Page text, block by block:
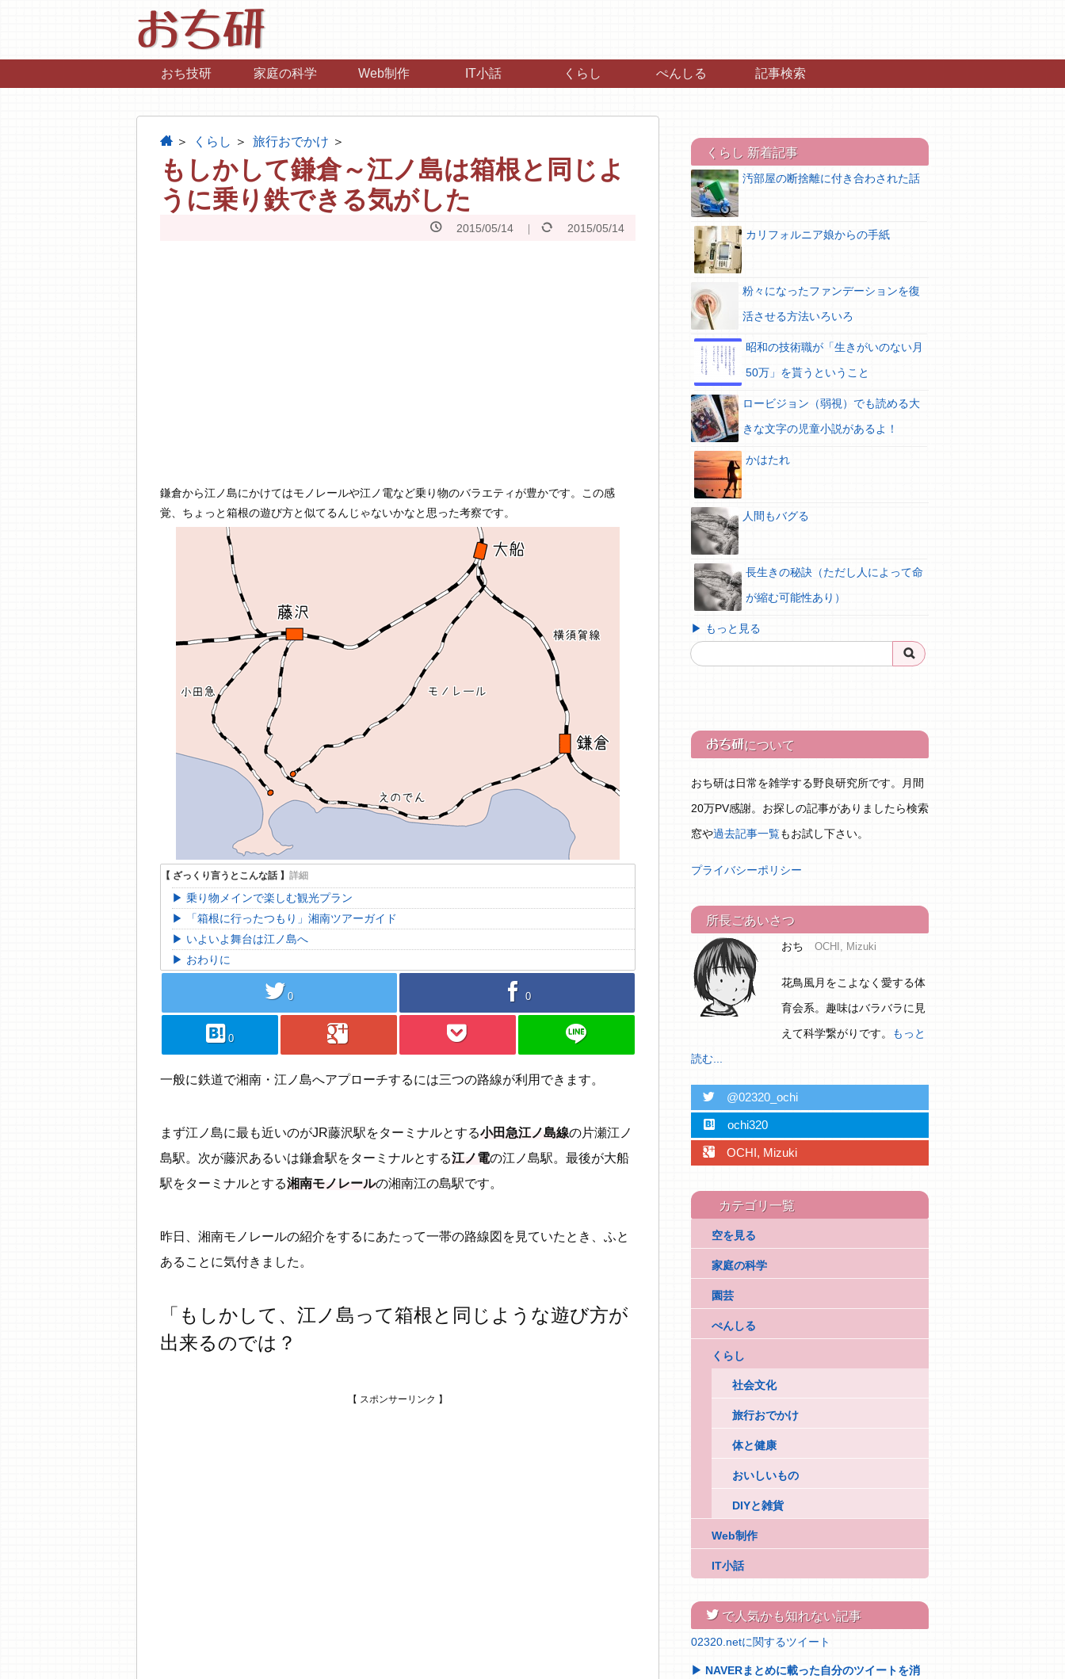
おち研
おち技研 家庭の科学 Web制作 IT小話 くらし ぺんしる 記事検索
home くらし 旅行おでかけ
もしかして鎌倉～江ノ島は箱根と同じよ
うに乗り鉄できる気がした
2015/05/14 2015/05/14
鎌倉から江ノ島にかけてはモノレールや江ノ電など乗り物のバラエティが豊かです。この感
覚、ちょっと箱根の遊び方と似てるんじゃないかなと思った考察です。
乗り物メインで楽しむ観光プラン
「箱根に行ったつもり」湘南ツアーガイド
いよいよ舞台は江ノ島へ
おわりに
twitter 0 facebook 0
hatebu 0 googleplus pocket line
一般に鉄道で湘南・江ノ島へアプローチするには三つの路線が利用できます。
まず江ノ島に最も近いのがJR藤沢駅をターミナルとする小田急江ノ島線の片瀬江ノ
島駅。次が藤沢あるいは鎌倉駅をターミナルとする江ノ電の江ノ島駅。最後が大船
駅をターミナルとする湘南モノレールの湘南江の島駅です。
昨日、湘南モノレールの紹介をするにあたって一帯の路線図を見ていたとき、ふと
あることに気付きました。
「もしかして、江ノ島って箱根と同じような遊び方が
出来るのでは？
くらし 新着記事
汚部屋の断捨離に付き合わされた話
カリフォルニア娘からの手紙
粉々になったファンデーションを復
活させる方法いろいろ
昭和の技術職が「生きがいのない月
50万」を貰うということ
ロービジョン（弱視）でも読める大
きな文字の児童小説があるよ！
かはたれ
人間もバグる
長生きの秘訣（ただし人によって命
が縮む可能性あり）
▶ もっと見る
おち研について
おち研は日常を雑学する野良研究所です。月間
20万PV感謝。お探しの記事がありましたら検索
窓や過去記事一覧もお試し下さい。
プライバシーポリシー
所長ごあいさつ
おち OCHI, Mizuki
花鳥風月をこよなく愛する体
育会系。趣味はバラバラに見
えて科学繋がりです。
もっと
読む...
twitter @02320_ochi
hatebu ochi320
googleplus OCHI, Mizuki
カテゴリ一覧
空を見る
家庭の科学
園芸
ぺんしる
くらし
社会文化
旅行おでかけ
体と健康
おいしいもの
DIYと雑貨
Web制作
IT小話
twitterで人気かも知れない記事
02320.netに関するツイート
NAVERまとめに載った自分のツイートを消